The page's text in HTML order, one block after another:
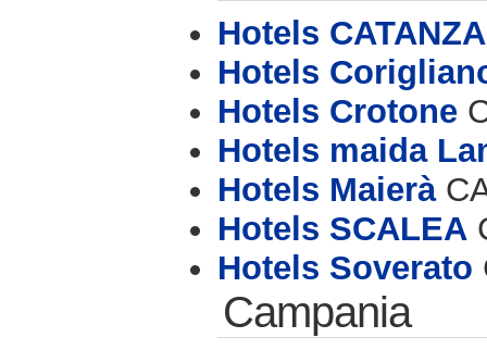
Hotels
Hotels
Hotels Crotone
Hotels maida
Hotels Maierà
Hotels SCALEA
Hotels Soverato
Campania